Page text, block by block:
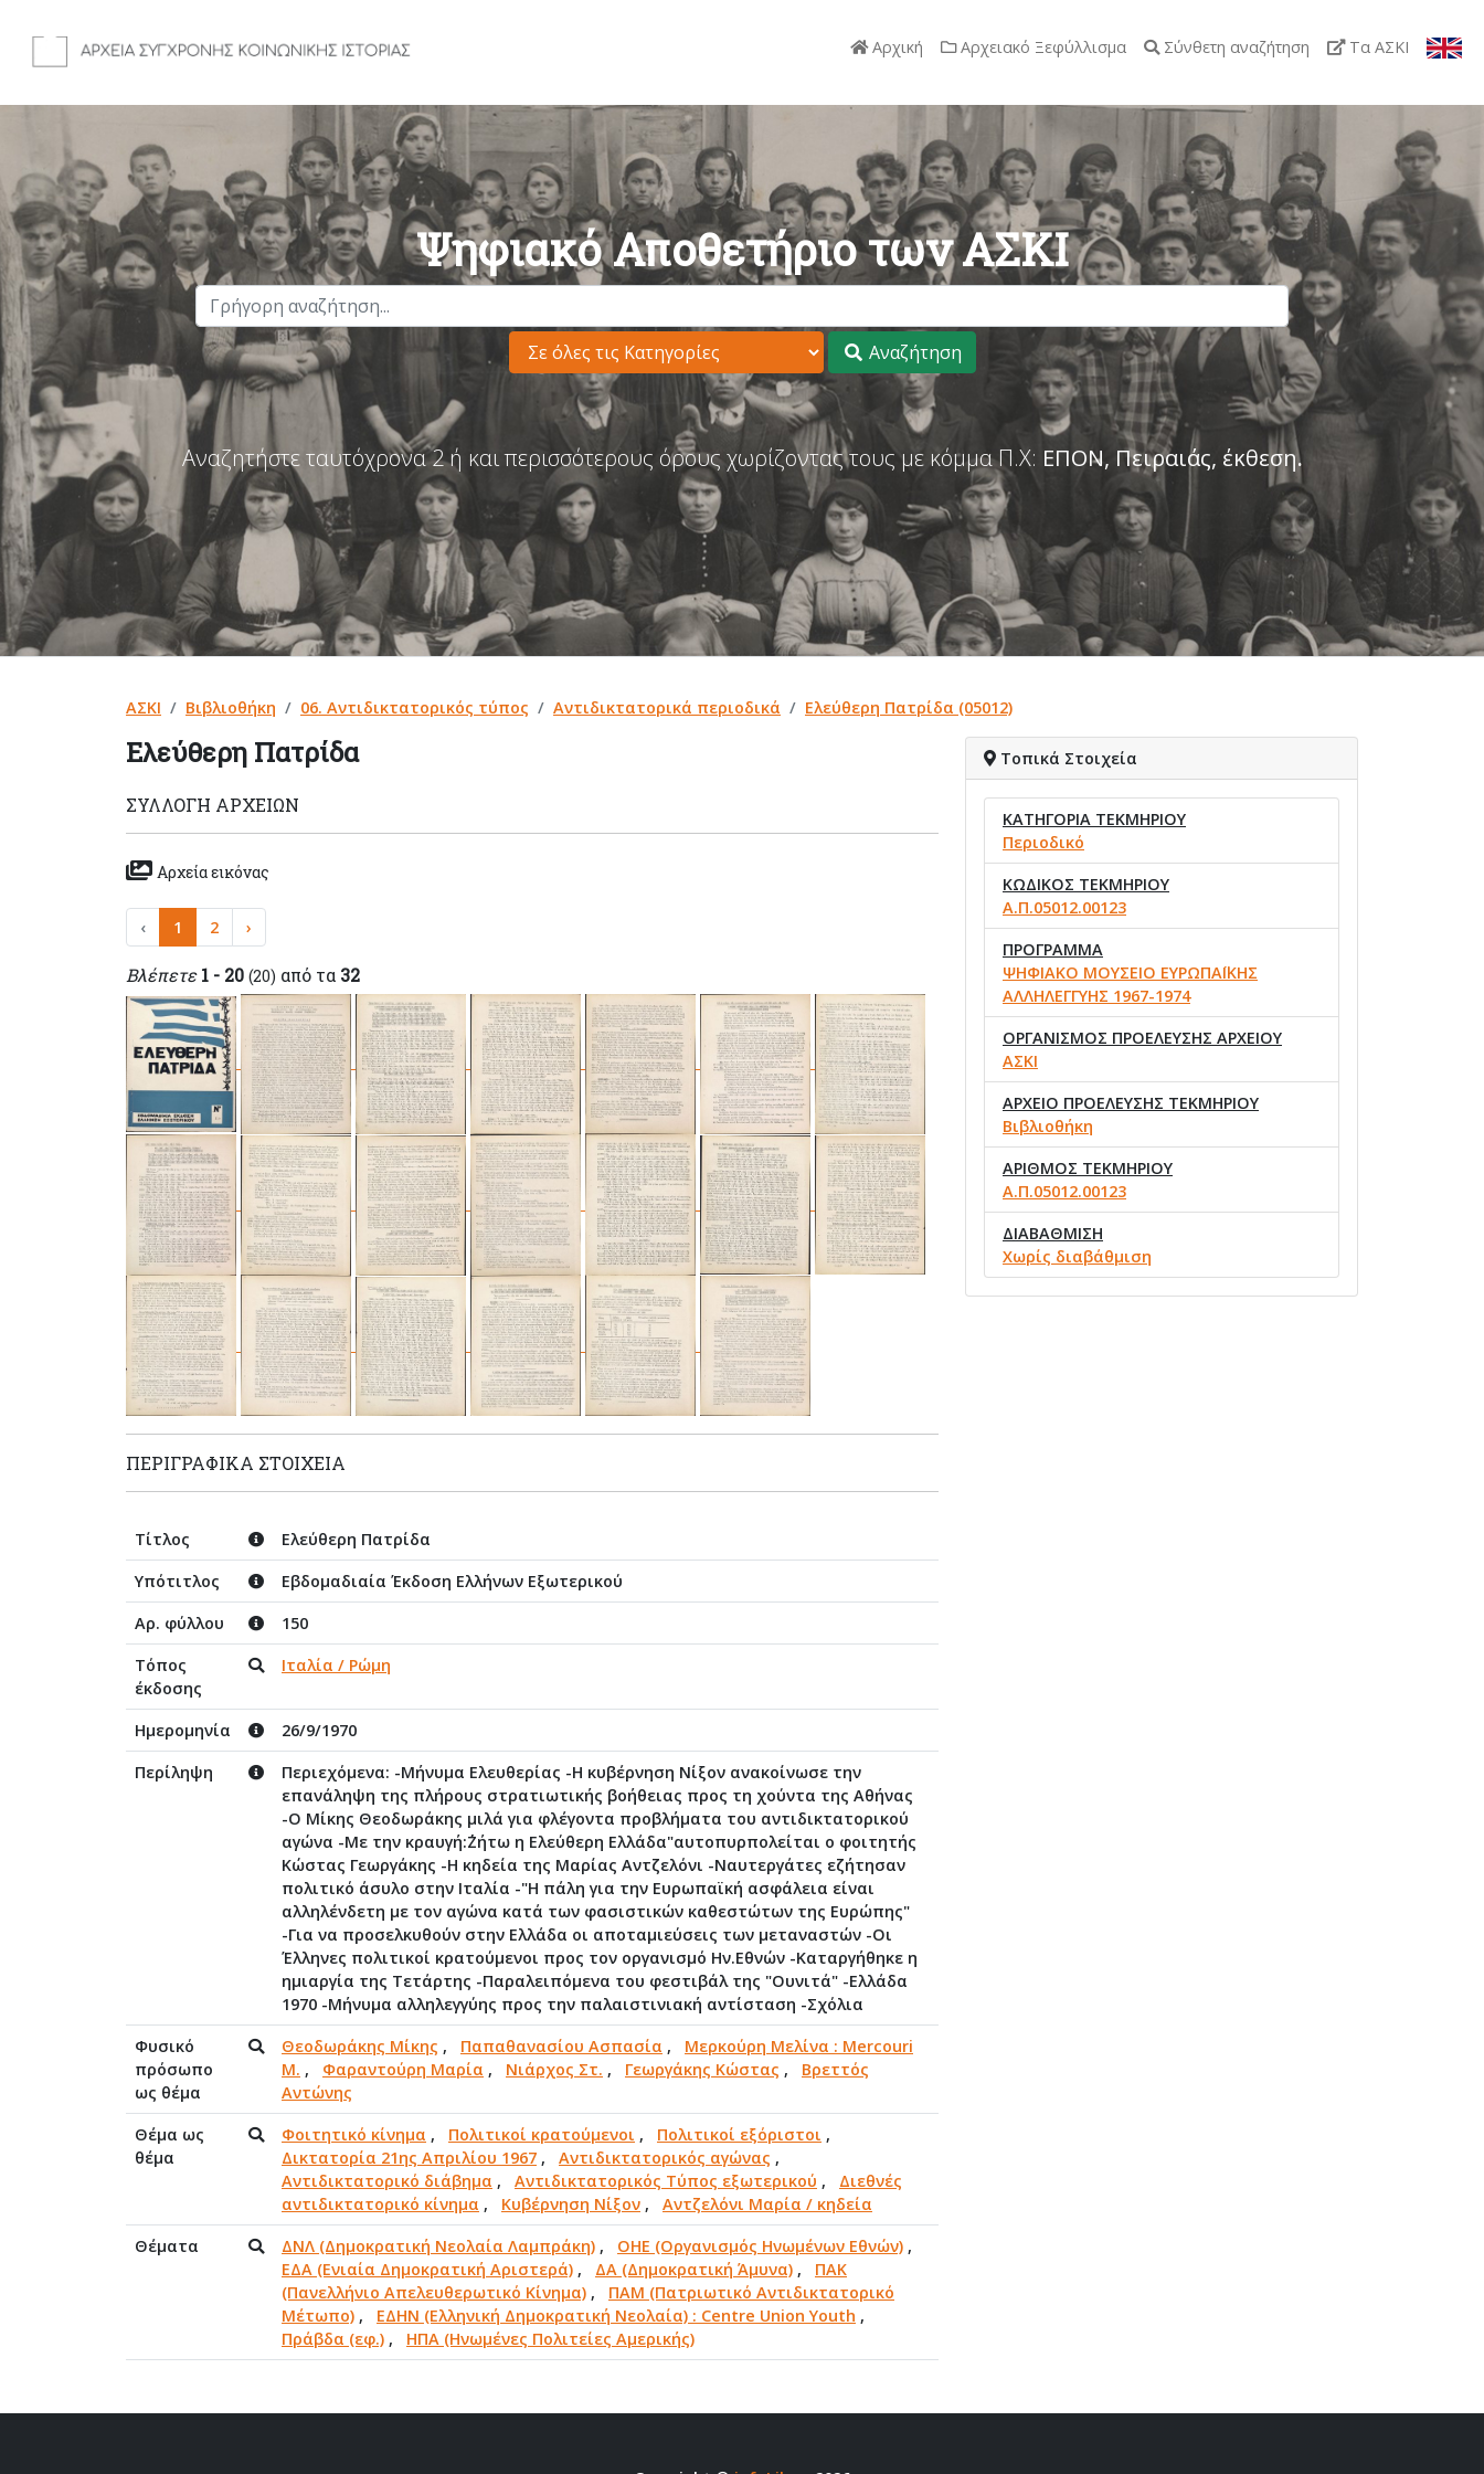
Αρχική Αρχειακό Ξεφύλλισμα Σύνθετη αναζήτηση Τα ΑΣΚΙ
Ψηφιακό Αποθετήριο των ΑΣΚΙ
Αναζήτηση
Αναζητήστε ταυτόχρονα 2 ή και περισσότερους όρους χωρίζοντας τους με κόμμα Π.Χ: ΕΠΟΝ, Πειραιάς, έκθεση.
ΑΣΚΙ Βιβλιοθήκη 06. Αντιδικτατορικός τύπος Αντιδικτατορικά περιοδικά Ελεύθερη Πατρίδα (05012)
Ελεύθερη Πατρίδα
ΣΥΛΛΟΓΉ ΑΡΧΕΊΩΝ
Αρχεία εικόνας
‹ 1 2 ›
Βλέπετε 1 - 20 (20) από τα 32
ΠΕΡΙΓΡΑΦΙΚΆ ΣΤΟΙΧΕΊΑ
Τίτλος
Ελεύθερη Πατρίδα
Υπότιτλος
Εβδομαδιαία Έκδοση Ελλήνων Εξωτερικού
Αρ. φύλλου
150
Τόπος
έκδοσης
Ιταλία / Ρώμη
Ημερομηνία
26/9/1970
Περίληψη
Περιεχόμενα: -Μήνυμα Ελευθερίας -Η κυβέρνηση Νίξον ανακοίνωσε την
επανάληψη της πλήρους στρατιωτικής βοήθειας προς τη χούντα της Αθήνας
-Ο Μίκης Θεοδωράκης μιλά για φλέγοντα προβλήματα του αντιδικτατορικού
αγώνα -Με την κραυγή:΄΄Ζήτω η Ελεύθερη Ελλάδα"αυτοπυρπολείται ο φοιτητής
Κώστας Γεωργάκης -Η κηδεία της Μαρίας Αντζελόνι -Ναυτεργάτες εζήτησαν
πολιτικό άσυλο στην Ιταλία -"Η πάλη για την Ευρωπαϊκή ασφάλεια είναι
αλληλένδετη με τον αγώνα κατά των φασιστικών καθεστώτων της Ευρώπης"
-Για να προσελκυθούν στην Ελλάδα οι αποταμιεύσεις των μεταναστών -Οι
Έλληνες πολιτικοί κρατούμενοι προς τον οργανισμό Ην.Εθνών -Καταργήθηκε η
ημιαργία της Τετάρτης -Παραλειπόμενα του φεστιβάλ της "Ουνιτά" -Ελλάδα
1970 -Μήνυμα αλληλεγγύης προς την παλαιστινιακή αντίσταση -Σχόλια
Φυσικό
πρόσωπο
ως θέμα
Θεοδωράκης Μίκης , Παπαθανασίου Ασπασία , Μερκούρη Μελίνα : Mercouri
M. , Φαραντούρη Μαρία , Νιάρχος Στ. , Γεωργάκης Κώστας , Βρεττός
Αντώνης
Θέμα ως
θέμα
Φοιτητικό κίνημα , Πολιτικοί κρατούμενοι , Πολιτικοί εξόριστοι ,
Δικτατορία 21ης Απριλίου 1967 , Αντιδικτατορικός αγώνας ,
Αντιδικτατορικό διάβημα , Αντιδικτατορικός Τύπος εξωτερικού , Διεθνές
αντιδικτατορικό κίνημα , Κυβέρνηση Νίξον , Αντζελόνι Μαρία / κηδεία
Θέματα
ΔΝΛ (Δημοκρατική Νεολαία Λαμπράκη) , ΟΗΕ (Οργανισμός Ηνωμένων Εθνών) ,
ΕΔΑ (Ενιαία Δημοκρατική Αριστερά) , ΔΑ (Δημοκρατική Άμυνα) , ΠΑΚ
(Πανελλήνιο Απελευθερωτικό Κίνημα) , ΠΑΜ (Πατριωτικό Αντιδικτατορικό
Μέτωπο) , ΕΔΗΝ (Ελληνική Δημοκρατική Νεολαία) : Centre Union Youth ,
Πράβδα (εφ.) , ΗΠΑ (Ηνωμένες Πολιτείες Αμερικής)
Τοπικά Στοιχεία
ΚΑΤΗΓΟΡΙΑ ΤΕΚΜΗΡΙΟΥ
Περιοδικό
ΚΩΔΙΚΟΣ ΤΕΚΜΗΡΙΟΥ
Α.Π.05012.00123
ΠΡΟΓΡΑΜΜΑ
ΨΗΦΙΑΚΟ ΜΟΥΣΕΙΟ ΕΥΡΩΠΑΪΚΗΣ
ΑΛΛΗΛΕΓΓΥΗΣ 1967-1974
ΟΡΓΑΝΙΣΜΟΣ ΠΡΟΕΛΕΥΣΗΣ ΑΡΧΕΙΟΥ
ΑΣΚΙ
ΑΡΧΕΙΟ ΠΡΟΕΛΕΥΣΗΣ ΤΕΚΜΗΡΙΟΥ
Βιβλιοθήκη
ΑΡΙΘΜΟΣ ΤΕΚΜΗΡΙΟΥ
Α.Π.05012.00123
ΔΙΑΒΑΘΜΙΣΗ
Χωρίς διαβάθμιση